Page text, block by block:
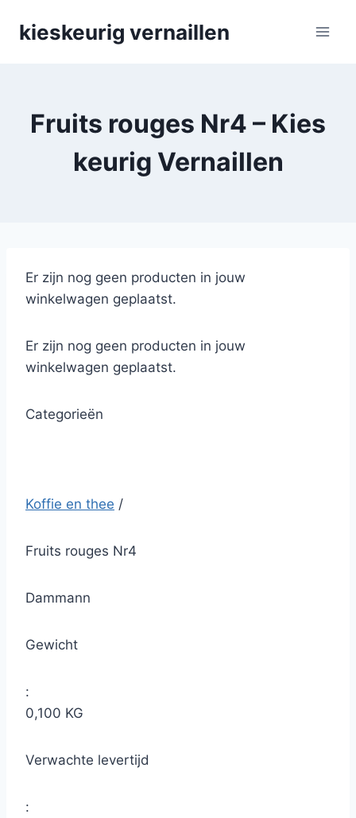
kieskeurig vernaillen
Fruits rouges Nr4 – Kies
keurig Vernaillen
Er zijn nog geen producten in jouw
winkelwagen geplaatst.
Er zijn nog geen producten in jouw
winkelwagen geplaatst.
Categorieën
Koffie en thee /
Fruits rouges Nr4
Dammann
Gewicht
:
0,100 KG
Verwachte levertijd
: